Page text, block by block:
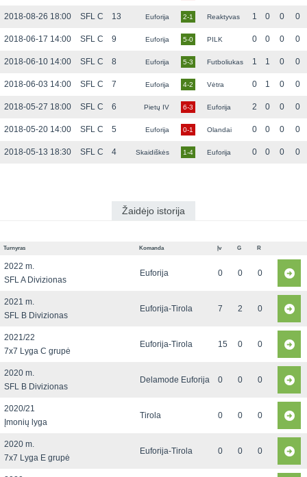
2018-08-26 18:00 SFL C 13 Euforija 2-1 Reaktyvas 1 0 0 0
2018-06-17 14:00 SFL C 9 Euforija 5-0 PILK 0 0 0 0
2018-06-10 14:00 SFL C 8 Euforija 5-3 Futboliukas 1 1 0 0
2018-06-03 14:00 SFL C 7 Euforija 4-2 Vėtra 0 1 0 0
2018-05-27 18:00 SFL C 6 Pietų IV 6-3 Euforija 2 0 0 0
2018-05-20 14:00 SFL C 5 Euforija 0-1 Olandai 0 0 0 0
2018-05-13 18:30 SFL C 4 Skaidiškės 1-4 Euforija 0 0 0 0
Žaidėjo istorija
Turnyras Komanda Įv G R
2022 m.
SFL A Divizionas
Euforija 0 0 0
2021 m.
SFL B Divizionas
Euforija-Tirola 7 2 0
2021/22
7x7 Lyga C grupė
Euforija-Tirola 15 0 0
2020 m.
SFL B Divizionas
Delamode Euforija 0 0 0
2020/21
Įmonių lyga
Tirola 0 0 0
2020 m.
7x7 Lyga E grupė
Euforija-Tirola 0 0 0